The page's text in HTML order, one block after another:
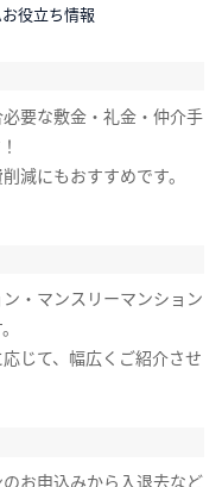
役立ち情報
要な敷金・礼金・仲介手
減にもおすすめです。
・マンスリーマンション
じて、幅広くご紹介させ
お申込みから入退去など